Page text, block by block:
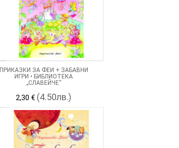
ПРИКАЗКИ ЗА ФЕИ + ЗАБАВНИ
ИГРИ • БИБЛИОТЕКА
„СЛАВЕЙЧЕ“
2,30 € (4.50лв.)